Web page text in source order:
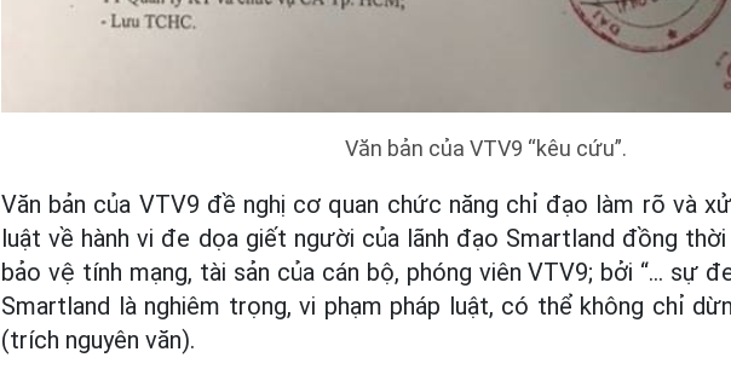
Văn bản của VTV9 “kêu cứu”.
Văn bản của VTV9 đề nghị cơ quan chức năng chỉ đạo làm rõ và
luật về hành vi đe dọa giết người của lãnh đạo Smartland đồng
bảo vệ tính mạng, tài sản của cán bộ, phóng viên VTV9; bởi “… sự
Smartland là nghiêm trọng, vi phạm pháp luật, có thể không chỉ
(trích nguyên văn).